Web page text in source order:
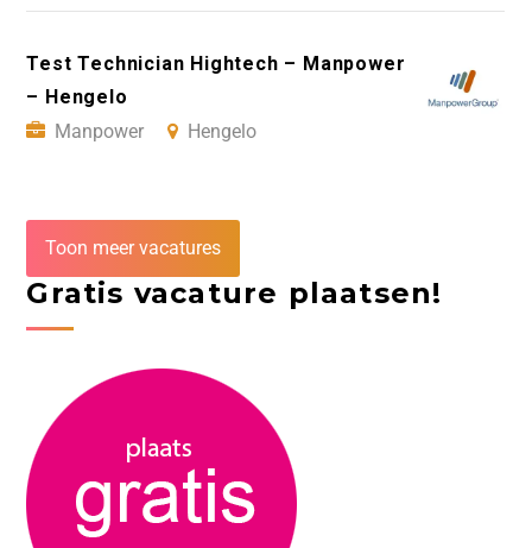
Test Technician Hightech – Manpower
– Hengelo
Manpower
Hengelo
Toon meer vacatures
Gratis vacature plaatsen!